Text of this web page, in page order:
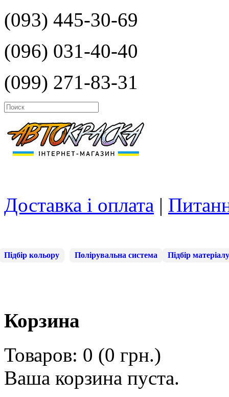
(093) 445-30-69
(096) 031-40-40
(099) 271-83-31
Доставка і оплата |
Підбір кольору Полірувальна система Підбір матеріалу
Корзина
Товаров: 0 (0 грн.)
Ваша корзина пуста.